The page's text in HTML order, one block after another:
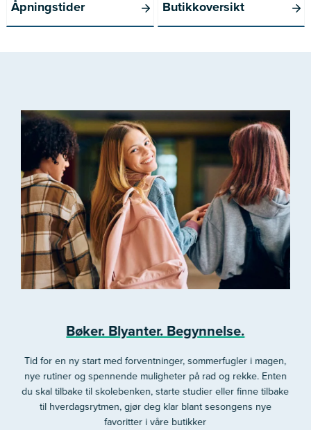
Åpningstider Butikkoversikt
Bøker. Blyanter. Begynnelse.
Tid for en ny start med forventninger, sommerfugler i magen,
nye rutiner og spennende muligheter på rad og rekke. Enten
du skal tilbake til skolebenken, starte studier eller finne tilbake
til hverdagsrytmen, gjør deg klar blant sesongens nye
favoritter i våre butikker